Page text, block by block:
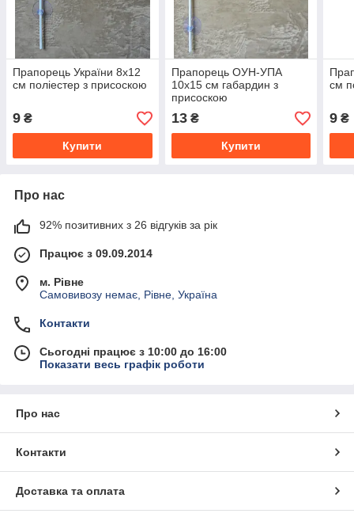
Прапорець України 8х12
см поліестер з присоскою
9 ₴
Купити
Прапорець ОУН-УПА
10х15 см габардин з
присоскою
13₴
Купити
см
9 ₴
Про нас
92% позитивних з 26 відгуків за рік
Працює з 09.09.2014
м. Рівне
Самовивозу немає, Рівне, Україна
Контакти
Сьогодні працює з 10:00 до 16:00
Показати весь графік роботи
Про нас
Контакти
Доставка та оплата